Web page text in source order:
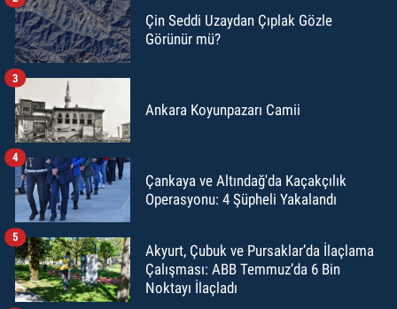
Çin Seddi Uzaydan Çıplak Gözle
Görünür mü?
Ankara Koyunpazarı Camii
3
Çankaya ve Altındağ'da Kaçakçılık
Operasyonu: 4 Şüpheli Yakalandı
4
Akyurt, Çubuk ve Pursaklar’da İlaçlama
Çalışması: ABB Temmuz’da 6 Bin
Noktayı İlaçladı
5